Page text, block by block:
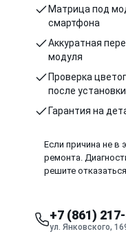
Матрица под
смартфона
Аккуратная
модуля
Проверка
после установки
Гарантия на
Если причина не в
ремонта.
решите отказаться.
+7 (861)
ул. Янковского,